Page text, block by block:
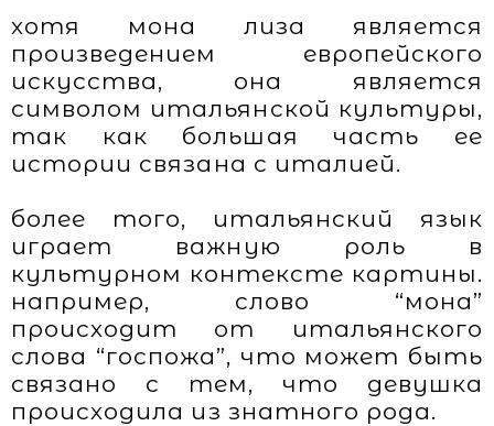
хотя мона лиза является
произведением европейского
искусства, она является
символом итальянской культуры,
так как большая часть ее
истории связана с италией.
более того, итальянский язык
играет важную роль в
культурном контексте картины.
например, слово “мона”
происходит от итальянского
слова “госпожа”, что может быть
связано с тем, что девушка
происходила из знатного рода.